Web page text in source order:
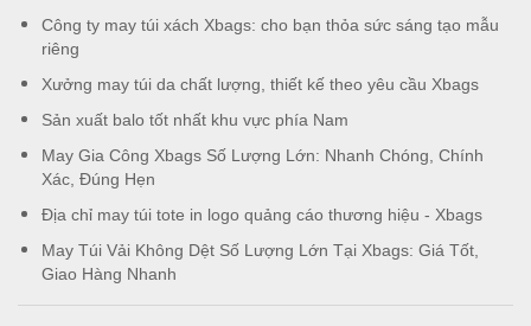
Công ty may túi xách Xbags: cho bạn thỏa sức sáng tạo mẫu
riêng
Xưởng may túi da chất lượng, thiết kế theo yêu cầu Xbags
Sản xuất balo tốt nhất khu vực phía Nam
May Gia Công Xbags Số Lượng Lớn: Nhanh Chóng, Chính
Xác, Đúng Hẹn
Địa chỉ may túi tote in logo quảng cáo thương hiệu - Xbags
May Túi Vải Không Dệt Số Lượng Lớn Tại Xbags: Giá Tốt,
Giao Hàng Nhanh